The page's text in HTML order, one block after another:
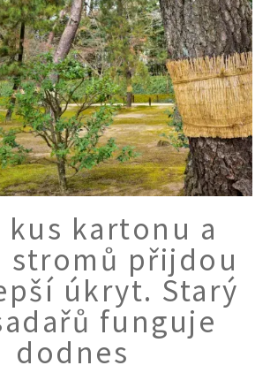
kus kartonu a
stromů přijdou
úkryt. Starý
funguje
dodnes